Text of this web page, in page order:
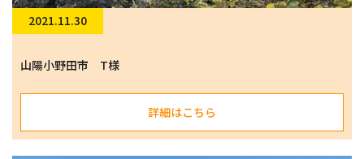
2021.11.30
山陽小野田市 T様
詳細はこちら